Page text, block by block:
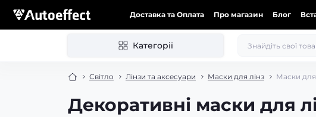
Доставка та Оплата Про магазин Блог
Категорії
Світло Лінзи та аксесуари Маски для лінз Маски для
Декоративні маски для